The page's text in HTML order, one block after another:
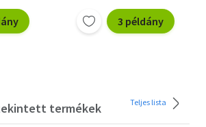
Szálinger Balázs
Száraz Miklós György
Zsille Gábor
3 példány
termékek Teljes lista